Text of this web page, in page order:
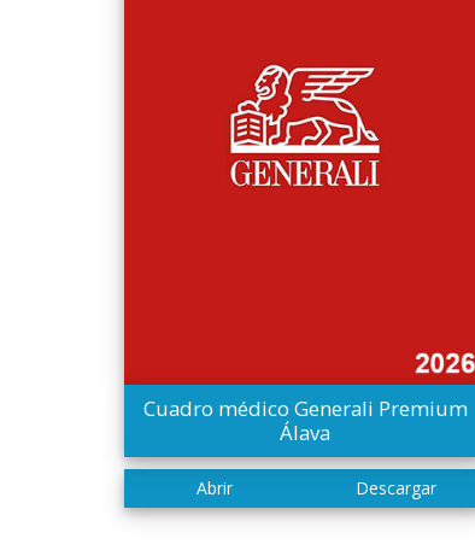
Cuadro médico Generali Premium
Álava